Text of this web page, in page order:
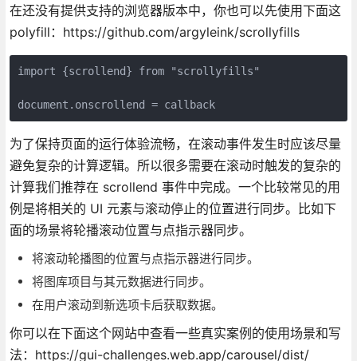
在还没有提供支持的浏览器版本中，你也可以先使用下面这
polyfill：https://github.com/argyleink/scrollyfills
import {scrollend} from "scrollyfills"
document.onscrollend = callback
为了保持页面的运行体验流畅，在滚动事件发生时应该尽量
避免复杂的计算逻辑。所以很多需要在滚动时触发的复杂的
计算我们推荐在 scrollend 事件中完成。一个比较常见的用
例是将相关的 UI 元素与滚动停止的位置进行同步。比如下
面的场景将轮播滚动位置与点指示器同步。
将滚动轮播图的位置与点指示器进行同步。
将图库项目与其元数据进行同步。
在用户滚动到新选项卡后获取数据。
你可以在下面这个网站中查看一些真实案例的使用场景和写
法：https://gui-challenges.web.app/carousel/dist/